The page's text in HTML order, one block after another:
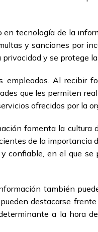
tecnología de la
y sanciones por
y se protege
Al recibir
que les permiten
ofrecidos por la
fomenta la cultura
de la importancia
confiable, en el que
también
destacarse
a la hora